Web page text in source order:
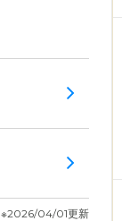
※2026/04/01更新